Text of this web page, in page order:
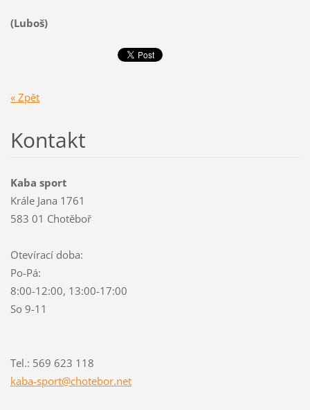
(Luboš)
« Zpět
Kontakt
Kaba sport
Krále Jana 1761
583 01 Chotěboř
Otevírací doba:
Po-Pá:
8:00-12:00, 13:00-17:00
So 9-11
Tel.: 569 623 118
kaba-sport@chotebor.net